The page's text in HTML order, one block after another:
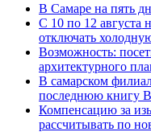
В Самаре на пять
С 10 по 12 августа
отключать
Возможность:
архитектурного
В самарском
последнюю книгу
Компенсацию за
рассчитывать по